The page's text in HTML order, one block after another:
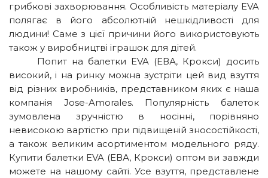
грибкові захворювання. Особливість матеріалу EVA
полягає в його абсолютній нешкідливості для
людини! Саме з цієї причини його використовують
також у виробництві іграшок для дітей.
Попит на балетки EVA (ЕВА, Крокси) досить
високий, і на ринку можна зустріти цей вид взуття
від різних виробників, представником яких є наша
компанія Jose-Amorales. Популярність балеток
зумовлена зручністю в носінні, порівняно
невисокою вартістю при підвищеній зносостійкості,
а також великим асортиментом модельного ряду.
Купити балетки EVA (ЕВА, Крокси) оптом ви завжди
можете на нашому сайті. Усе взуття, представлене